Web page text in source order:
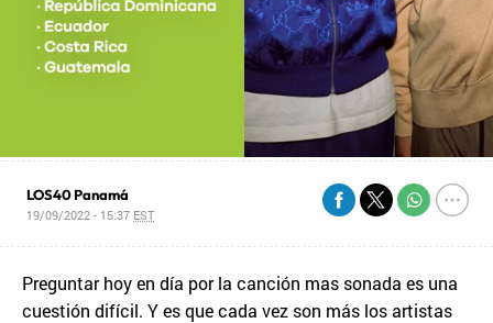
LOS40 Panamá
19/09/2022 - 15:37 EST
Preguntar hoy en día por la canción mas sonada es una
cuestión difícil. Y es que cada vez son más los artistas